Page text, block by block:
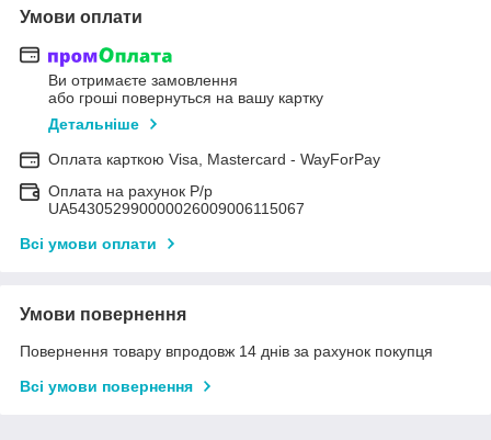
Умови оплати
Ви отримаєте замовлення
або гроші повернуться на вашу картку
Детальніше
Оплата карткою Visa, Mastercard - WayForPay
Оплата на рахунок Р/р
UA543052990000026009006115067
Всі умови оплати
Умови повернення
Повернення товару впродовж 14 днів за рахунок покупця
Всі умови повернення